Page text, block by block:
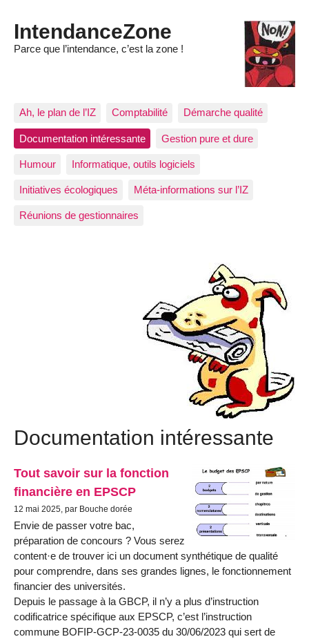
IntendanceZone
Parce que l’intendance, c’est la zone !
Ah, le plan de l’IZ Comptabilité Démarche qualité
Documentation intéressante Gestion pure et dure
Humour Informatique, outils logiciels
Initiatives écologiques Méta-informations sur l’IZ
Réunions de gestionnaires
Documentation intéressante
Tout savoir sur la fonction
financière en EPSCP
12 mai 2025, par Bouche dorée
Envie de passer votre bac,
préparation de concours ? Vous serez
content·e de trouver ici un document synthétique de qualité
pour comprendre, dans ses grandes lignes, le fonctionnement
financier des universités.
Depuis le passage à la GBCP, il n’y a plus d’instruction
codificatrice spécifique aux EPSCP, c’est l’instruction
commune BOFIP-GCP-23-0035 du 30/06/2023 qui sert de